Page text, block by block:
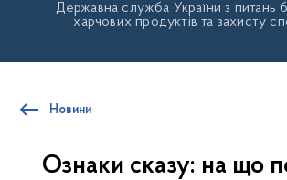
Державна служба України з питань
харчових продуктів та захисту
Новини
Ознаки сказу: на що